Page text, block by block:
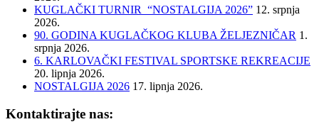
KUGLAČKI TURNIR “NOSTALGIJA 2026” 12. srpnja
2026.
90. GODINA KUGLAČKOG KLUBA ŽELJEZNIČAR 1.
srpnja 2026.
6. KARLOVAČKI FESTIVAL SPORTSKE REKREACIJE
20. lipnja 2026.
NOSTALGIJA 2026 17. lipnja 2026.
Kontaktirajte nas: